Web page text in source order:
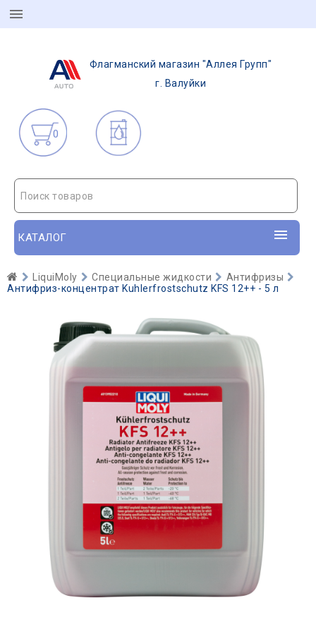
Флагманский магазин "Аллея Групп"
г. Валуйки
0
Поиск товаров
КАТАЛОГ
LiquiMoly Специальные жидкости
Антифризы
Антифриз-концентрат Kuhlerfrostschutz KFS 12++ - 5 л